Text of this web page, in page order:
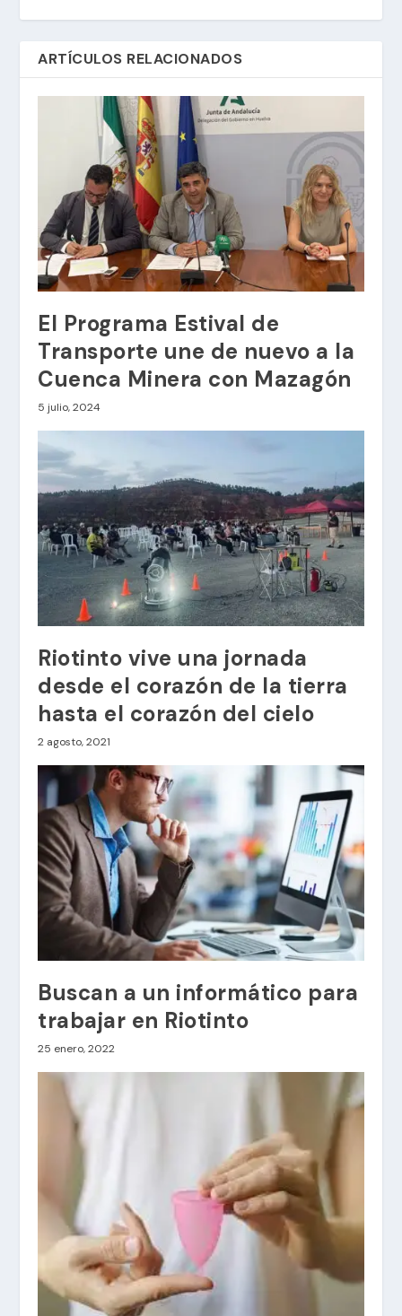
ARTÍCULOS RELACIONADOS
El Programa Estival de
Transporte une de nuevo a la
Cuenca Minera con Mazagón
5 julio, 2024
Riotinto vive una jornada
desde el corazón de la tierra
hasta el corazón del cielo
2 agosto, 2021
Buscan a un informático para
trabajar en Riotinto
25 enero, 2022